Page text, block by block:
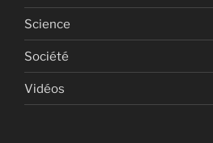
Science
Société
Vidéos